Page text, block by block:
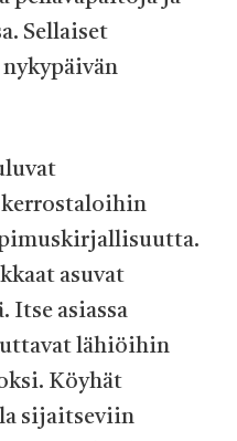
Sellaiset
asuvat
Itse asiassa
lähiöihin
Köyhät
sijaitseviin